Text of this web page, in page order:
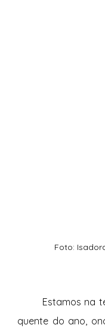
Foto:
Estamos na
quente do ano,